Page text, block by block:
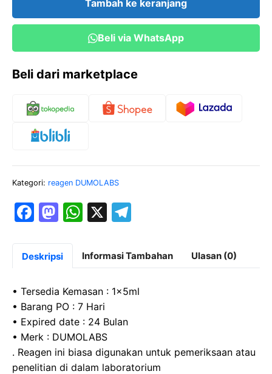
Tambah ke keranjang
Beli via WhatsApp
Beli dari marketplace
Kategori: reagen DUMOLABS
F
c
b
o
o
k
M
st
d
o
n
W
at
s
A
p
p
X
e
gr
a
Deskripsi Informasi Tambahan Ulasan (0)
• Tersedia Kemasan : 1x5ml
• Barang PO : 7 Hari
• Expired date : 24 Bulan
• Merk : DUMOLABS
. Reagen ini biasa digunakan untuk pemeriksaan atau
penelitian di dalam laboratorium